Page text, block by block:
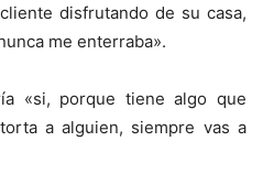
disfrutando de su casa,
me enterraba».
«si, porque tiene algo que
a alguien, siempre vas a